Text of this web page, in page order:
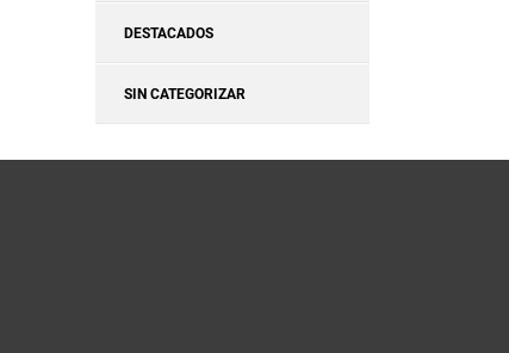
DESTACADOS
SIN CATEGORIZAR